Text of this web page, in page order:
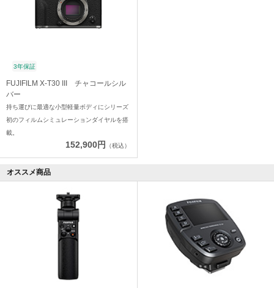
3年保証
FUJIFILM X-T30 III チャコールシル
バー
持ち運びに最適な小型軽量ボディにシリーズ
初のフィルムシミュレーションダイヤルを搭
載。
152,900円 （税込）
オススメ商品